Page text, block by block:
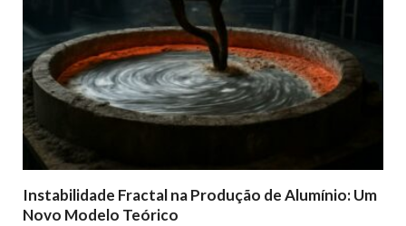
Instabilidade Fractal na Produção de Alumínio: Um
Novo Modelo Teórico